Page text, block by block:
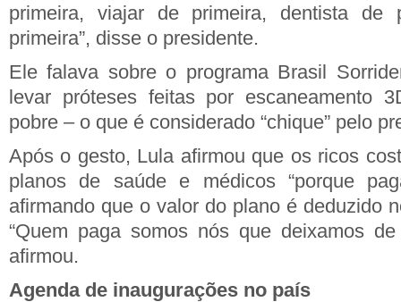
primeira, viajar de primeira, dentista de
primeira”, disse o presidente.
Ele falava sobre o programa Brasil
levar próteses feitas por escaneamento
pobre – o que é considerado “chique” pelo
Após o gesto, Lula afirmou que os ricos
planos de saúde e médicos “porque
afirmando que o valor do plano é deduzido
“Quem paga somos nós que deixamos
afirmou.
Agenda de inaugurações no país